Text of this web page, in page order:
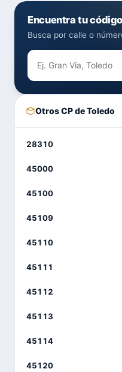
Encuentra tu
Busca por calle o
Otros CP de Toledo
28310
45000
45100
45109
45110
45111
45112
45113
45114
45120